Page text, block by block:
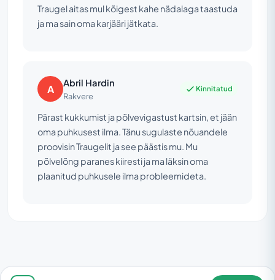
Traugel aitas mul kõigest kahe nädalaga taastuda
ja ma sain oma karjääri jätkata.
A Abril Hardin
Rakvere
Kinnitatud
Pärast kukkumist ja põlvevigastust kartsin, et jään
oma puhkusest ilma. Tänu sugulaste nõuandele
proovisin Traugelit ja see päästis mu. Mu
põlvelõng paranes kiiresti ja ma läksin oma
plaanitud puhkusele ilma probleemideta.